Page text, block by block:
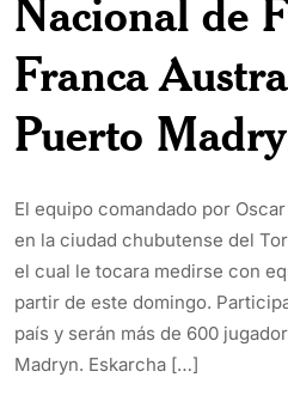
Nacional de
Franca
Puerto
El equipo comandado por
en la ciudad chubutense del
el cual le tocara medirse con
partir de este domingo.
país y serán más de 600
Madryn. Eskarcha […]